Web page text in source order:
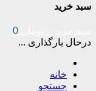
سبد خرید
0
درحال بارگذاری ...
خانه
جستجو